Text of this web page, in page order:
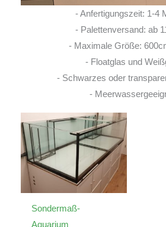
- Anfertigungszeit: 1-4
- Palettenversand: ab
- Maximale Größe:
- Floatglas und
- Schwarzes oder
-
Sondermaß-
Aquarium